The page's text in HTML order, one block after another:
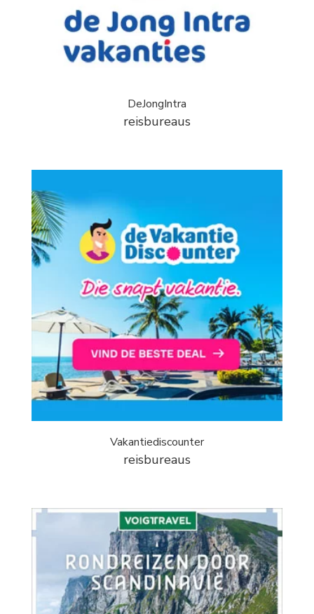
DeJongIntra
reisbureaus
Vakantiediscounter
reisbureaus